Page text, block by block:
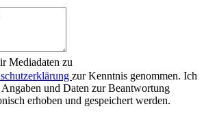
Mediadaten zu
zur Kenntnis genommen. Ich
Angaben und Daten zur Beantwortung
erhoben und gespeichert werden.